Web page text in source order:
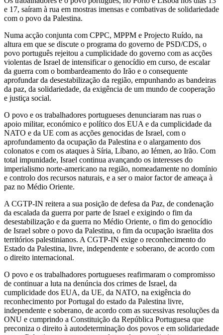
e 17, saíram à rua em mostras imensas e combativas de solidariedade
com o povo da Palestina.
Numa acção conjunta com CPPC, MPPM e Projecto Ruído, na
altura em que se discute o programa do governo de PSD/CDS, o
povo português rejeitou a cumplicidade do governo com as acções
violentas de Israel de intensificar o genocídio em curso, de escalar
da guerra com o bombardeamento do Irão e o consequente
aprofundar da desestabilização da região, empunhando as bandeiras
da paz, da solidariedade, da exigência de um mundo de cooperação
e justiça social.
O povo e os trabalhadores portugueses denunciaram nas ruas o
apoio militar, económico e político dos EUA e da cumplicidade da
NATO e da UE com as acções genocidas de Israel, com o
aprofundamento da ocupação da Palestina e o alargamento dos
colonatos e com os ataques à Síria, Líbano, ao Iémen, ao Irão. Com
total impunidade, Israel continua avançando os interesses do
imperialismo norte-americano na região, nomeadamente no domínio
e controlo dos recursos naturais, e a ser o maior factor de ameaça à
paz no Médio Oriente.
A CGTP-IN reitera a sua posição de defesa da Paz, de condenação
da escalada da guerra por parte de Israel e exigindo o fim da
desestabilização e da guerra no Médio Oriente, o fim do genocídio
de Israel sobre o povo da Palestina, o fim da ocupação israelita dos
territórios palestinianos. A CGTP-IN exige o reconhecimento do
Estado da Palestina, livre, independente e soberano, de acordo com
o direito internacional.
O povo e os trabalhadores portugueses reafirmaram o compromisso
de continuar a luta na denúncia dos crimes de Israel, da
cumplicidade dos EUA, da UE, da NATO, na exigência do
reconhecimento por Portugal do estado da Palestina livre,
independente e soberano, de acordo com as sucessivas resoluções da
ONU e cumprindo a Constituição da República Portuguesa que
preconiza o direito à autodeterminação dos povos e em solidariedade